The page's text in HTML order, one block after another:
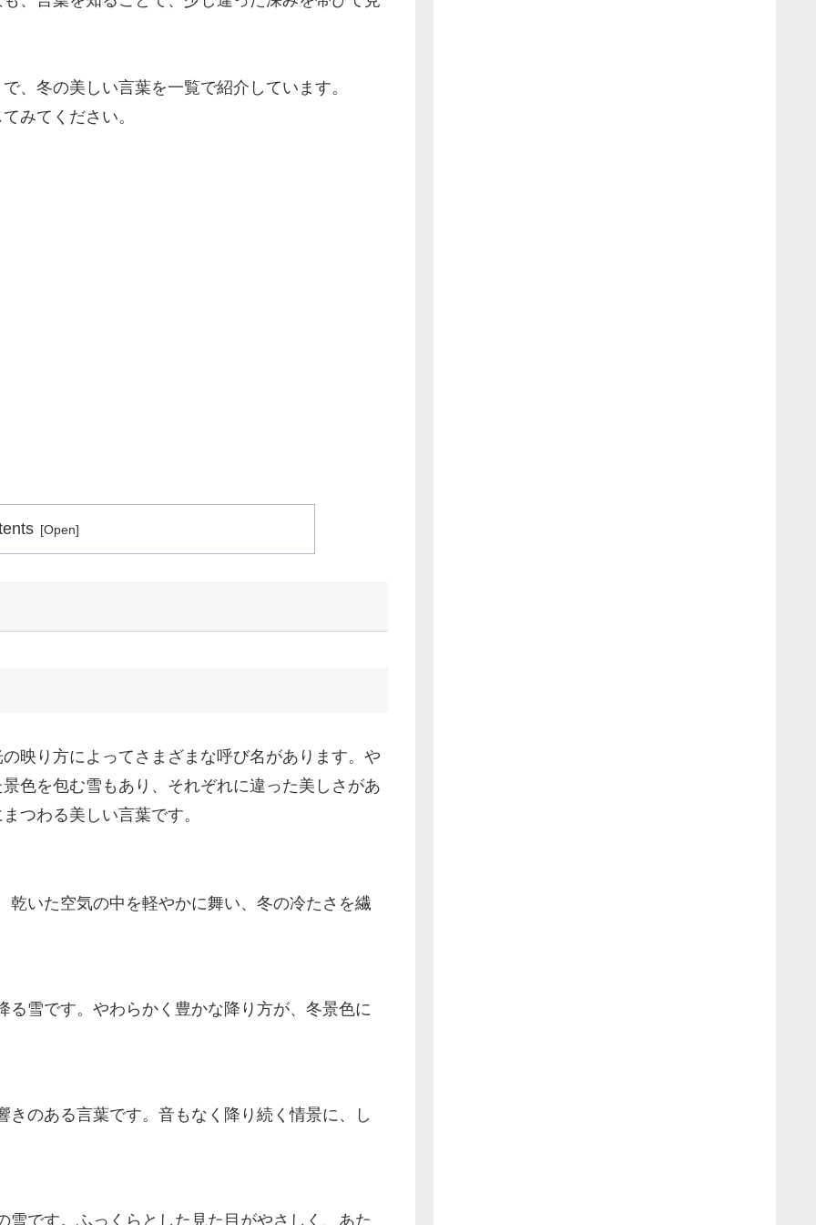
、冬の美しい言葉を一覧で紹介しています。
みてください。
映り方によってさまざまな呼び名があります。や
色を包む雪もあり、それぞれに違った美しさがあ
つわる美しい言葉です。
いた空気の中を軽やかに舞い、冬の冷たさを繊
雪です。やわらかく豊かな降り方が、冬景色に
のある言葉です。音もなく降り続く情景に、し
です。ふっくらとした見た目がやさしく、あた